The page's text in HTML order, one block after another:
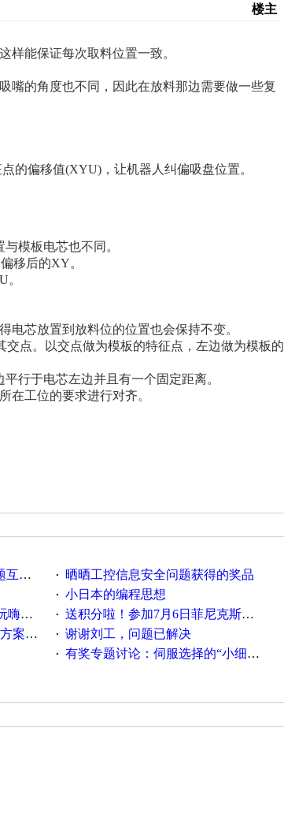
楼主
能保证每次取料位置一致。
的角度也不同，因此在放料那边需要做一些复
偏移值(XYU)，让机器人纠偏吸盘位置。
模板电芯也不同。
移后的XY。
芯放置到放料位的位置也会保持不变。
点。以交点做为模板的特征点，左边做为模板的
行于电芯左边并且有一个固定距离。
工位的要求进行对齐。
公告 · 晒晒工控信息安全问题获得的奖品
· 小日本的编程思想
！ · 送积分啦！参加7月6日菲尼克斯在线研讨会即得
应用 · 谢谢刘工，问题已解决
· 有奖专题讨论：伺服选择的“小细节大学问”奖励公告